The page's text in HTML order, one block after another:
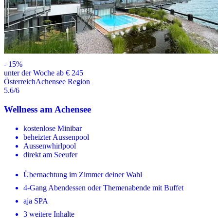
- 15%
unter der Woche ab € 245
ÖsterreichAchensee Region
5.6/6
Wellness am Achensee
kostenlose Minibar
beheizter Aussenpool
Aussenwhirlpool
direkt am Seeufer
Übernachtung im Zimmer deiner Wahl
4-Gang Abendessen oder Themenabende mit Buffet
aja SPA
3 weitere Inhalte